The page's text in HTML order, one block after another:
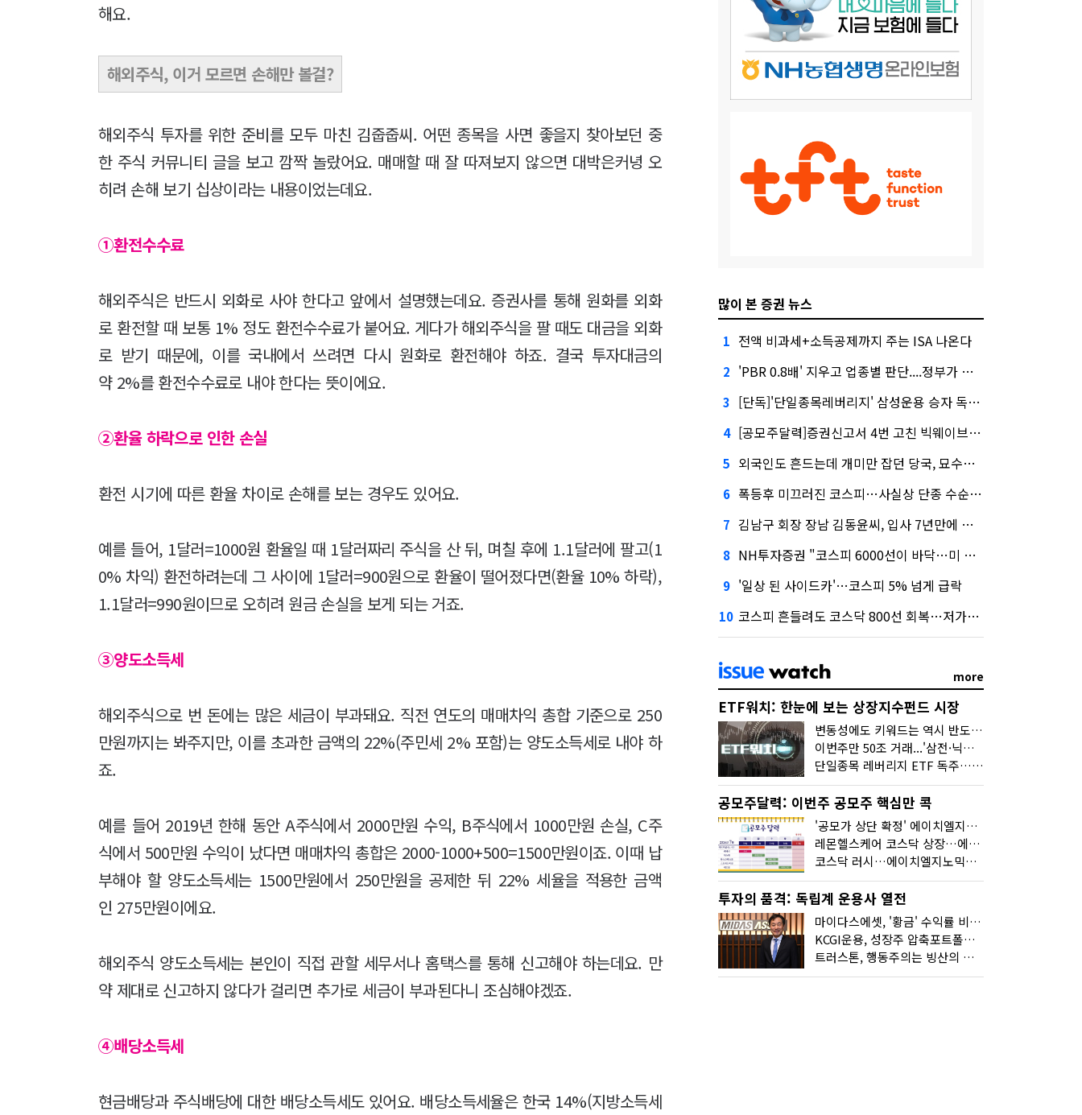
해요.
해외주식, 이거 모르면 손해만 볼걸?
해외주식 투자를 위한 준비를 모두 마친 김줍줍씨. 어떤 종목을 사면 좋을지 찾아보던 중
한 주식 커뮤니티 글을 보고 깜짝 놀랐어요. 매매할 때 잘 따져보지 않으면 대박은커녕 오
히려 손해 보기 십상이라는 내용이었는데요.
①환전수수료
해외주식은 반드시 외화로 사야 한다고 앞에서 설명했는데요. 증권사를 통해 원화를 외화
로 환전할 때 보통 1% 정도 환전수수료가 붙어요. 게다가 해외주식을 팔 때도 대금을 외화
로 받기 때문에, 이를 국내에서 쓰려면 다시 원화로 환전해야 하죠. 결국 투자대금의
약 2%를 환전수수료로 내야 한다는 뜻이에요.
②환율 하락으로 인한 손실
환전 시기에 따른 환율 차이로 손해를 보는 경우도 있어요.
예를 들어, 1달러=1000원 환율일 때 1달러짜리 주식을 산 뒤, 며칠 후에 1.1달러에 팔고(1
0% 차익) 환전하려는데 그 사이에 1달러=900원으로 환율이 떨어졌다면(환율 10% 하락),
1.1달러=990원이므로 오히려 원금 손실을 보게 되는 거죠.
③양도소득세
해외주식으로 번 돈에는 많은 세금이 부과돼요. 직전 연도의 매매차익 총합 기준으로 250
만원까지는 봐주지만, 이를 초과한 금액의 22%(주민세 2% 포함)는 양도소득세로 내야 하
죠.
예를 들어 2019년 한해 동안 A주식에서 2000만원 수익, B주식에서 1000만원 손실, C주
식에서 500만원 수익이 났다면 매매차익 총합은 2000-1000+500=1500만원이죠. 이때 납
부해야 할 양도소득세는 1500만원에서 250만원을 공제한 뒤 22% 세율을 적용한 금액
인 275만원이에요.
해외주식 양도소득세는 본인이 직접 관할 세무서나 홈택스를 통해 신고해야 하는데요. 만
약 제대로 신고하지 않다가 걸리면 추가로 세금이 부과된다니 조심해야겠죠.
④배당소득세
현금배당과 주식배당에 대한 배당소득세도 있어요. 배당소득세율은 한국 14%(지방소득세
많이 본 증권 뉴스
1 전액 비과세+소득공제까지 주는 ISA 나온다
2 'PBR 0.8배' 지우고 업종별 판단....정부가 제시한 '주가 누르기' 방지법
3 [단독]'단일종목레버리지' 삼성운용 승자 독식...운용수익 미래에셋의 6배
4 [공모주달력]증권신고서 4번 고친 빅웨이브로보틱스, 수요예측
5 외국인도 흔드는데 개미만 잡던 당국, 묘수는 과다호가부담금?
6 폭등후 미끄러진 코스피…사실상 단종 수순 밟는 '단종레'
7 김남구 회장 장남 김동윤씨, 입사 7년만에 한투증권 임원 승진
8 NH투자증권 "코스피 6000선이 바닥…미 금리 안정 후 추가 회복"
9 '일상 된 사이드카'…코스피 5% 넘게 급락
10 코스피 흔들려도 코스닥 800선 회복…저가매수세 유입
more
ETF워치: 한눈에 보는 상장지수펀드 시장
변동성에도 키워드는 역시 반도체…신상품은 우주·방산
이번주만 50조 거래...'삼전·닉스 레버리지' 수익률은 -30%
단일종목 레버리지 ETF 독주…'증시 블랙홀'
공모주달력: 이번주 공모주 핵심만 콕
'공모가 상단 확정' 에이치엘지노믹스 청약
레몬헬스케어 코스닥 상장…에이치엘지노믹스 수요예측
코스닥 러시…에이치엘지노믹스 수요예측·레메디 청약
투자의 품격: 독립계 운용사 열전
마이다스에셋, '황금' 수익률 비결은 '꾸준함'
KCGI운용, 성장주 압축포트폴리오로 새 길을 그리다
트러스톤, 행동주의는 빙산의 일각...진정한 힘은 '주식형 강자'